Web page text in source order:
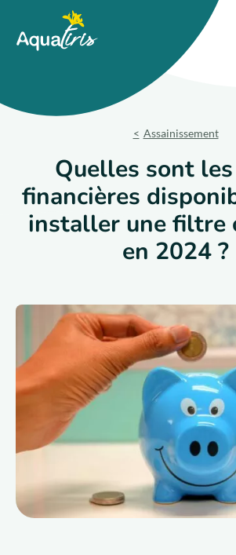
Qui sommes-nous ?
Nous rejoindre
Nos solutions
Votre projet
Nos engagements
Trouver un expert
Assainissement
Quelles sont
financières
installer une filtre
en 2024 ?